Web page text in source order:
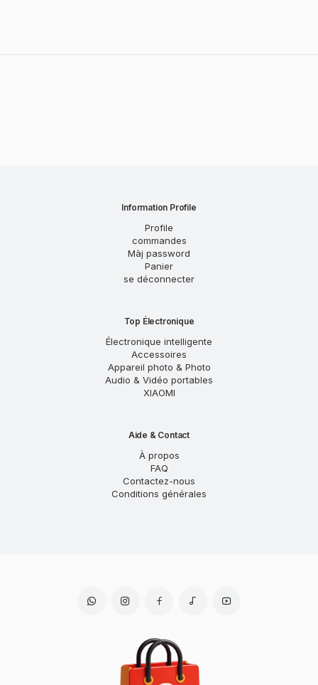
Information Profile
Profile
commandes
Màj password
Panier
se déconnecter
Top Électronique
Électronique intelligente
Accessoires
Appareil photo & Photo
Audio & Vidéo portables
XIAOMI
Aide & Contact
À propos
FAQ
Contactez-nous
Conditions générales